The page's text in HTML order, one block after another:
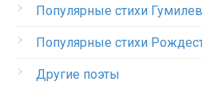
Популярные стихи
Популярные стихи
Другие поэты